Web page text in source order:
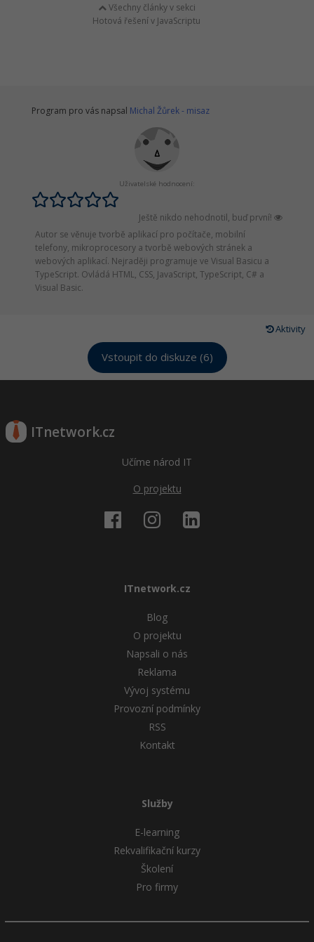
Všechny články v sekci
Hotová řešení v JavaScriptu
Program pro vás napsal Michal Žůrek - misaz
Uživatelské hodnocení:
Ještě nikdo nehodnotil, buď první!
Autor se věnuje tvorbě aplikací pro počítače, mobilní
telefony, mikroprocesory a tvorbě webových stránek a
webových aplikací. Nejraději programuje ve Visual Basicu a
TypeScript. Ovládá HTML, CSS, JavaScript, TypeScript, C# a
Visual Basic.
Aktivity
Vstoupit do diskuze (6)
ITnetwork.cz
Učíme národ IT
O projektu
ITnetwork.cz
Blog
O projektu
Napsali o nás
Reklama
Vývoj systému
Provozní podmínky
RSS
Kontakt
Služby
E-learning
Rekvalifikační kurzy
Školení
Pro firmy